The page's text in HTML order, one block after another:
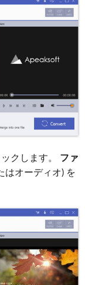
クします。 ファ
はオーディオ) を